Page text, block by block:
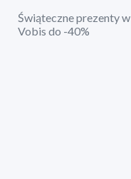
Świąteczne prezenty w
Vobis do -40%